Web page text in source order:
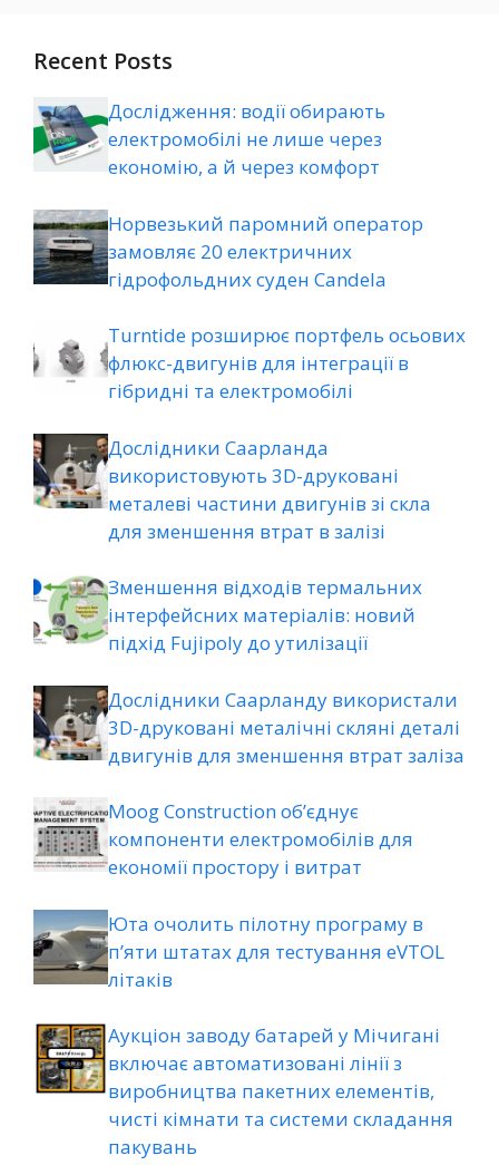
Recent Posts
Дослідження: водії обирають
електромобілі не лише через
економію, а й через комфорт
Норвезький паромний оператор
замовляє 20 електричних
гідрофольдних суден Candela
Turntide розширює портфель осьових
флюкс-двигунів для інтеграції в
гібридні та електромобілі
Дослідники Саарланда
використовують 3D-друковані
металеві частини двигунів зі скла
для зменшення втрат в залізі
Зменшення відходів термальних
інтерфейсних матеріалів: новий
підхід Fujipoly до утилізації
Дослідники Саарланду використали
3D-друковані металічні скляні деталі
двигунів для зменшення втрат заліза
Moog Construction об’єднує
компоненти електромобілів для
економії простору і витрат
Юта очолить пілотну програму в
п’яти штатах для тестування eVTOL
літаків
Аукціон заводу батарей у Мічигані
включає автоматизовані лінії з
виробництва пакетних елементів,
чисті кімнати та системи складання
пакувань